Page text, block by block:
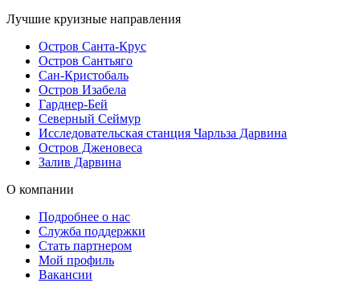
Лучшие круизные направления
Остров Санта-Крус
Остров Сантьяго
Сан-Кристобаль
Остров Изабела
Гарднер-Бей
Северный Сеймур
Исследовательская станция Чарльза Дарвина
Остров Дженовеса
Залив Дарвина
О компании
Подробнее о нас
Служба поддержки
Стать партнером
Мой профиль
Вакансии